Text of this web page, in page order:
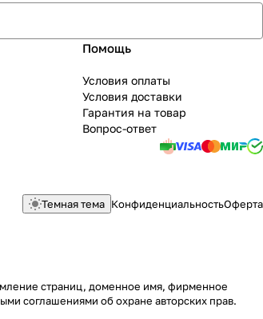
Помощь
Условия оплаты
Условия доставки
Гарантия на товар
Вопрос-ответ
Темная тема КонфиденциальностьОферта
страниц, доменное имя, фирменное
соглашениями об охране авторских прав.